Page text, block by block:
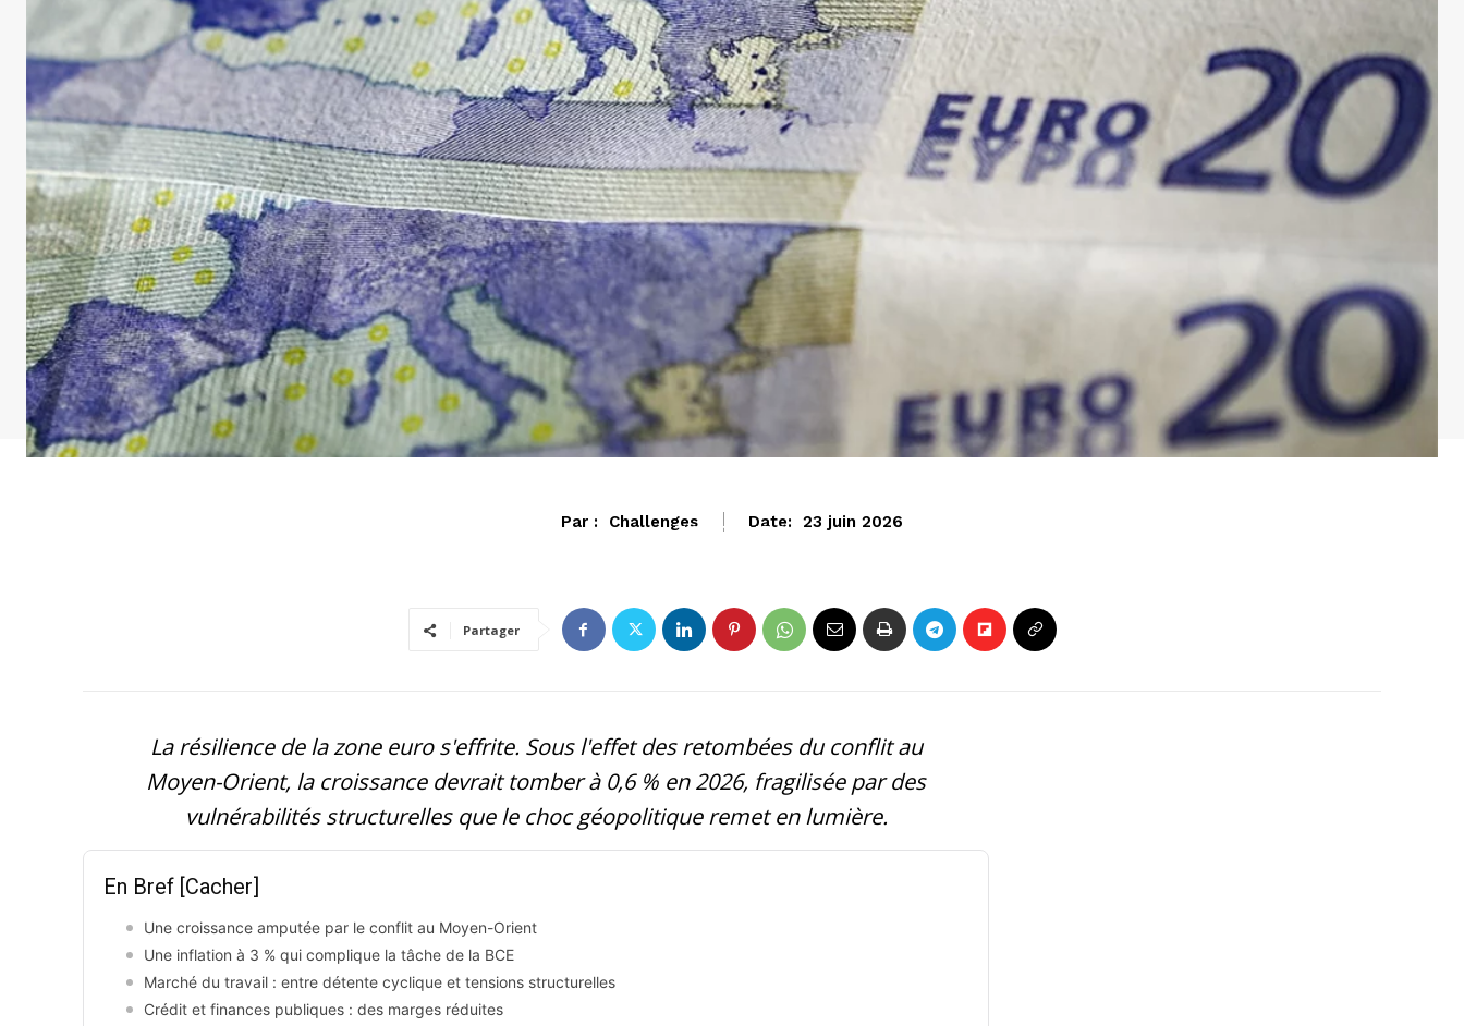
Par : Challenges Date: 23 juin 2026
ZONE EURO
Partager
La résilience de la zone euro s'effrite. Sous l'effet des retombées du conflit au
Moyen-Orient, la croissance devrait tomber à 0,6 % en 2026, fragilisée par des
vulnérabilités structurelles que le choc géopolitique remet en lumière.
En Bref [Cacher]
Une croissance amputée par le conflit au Moyen-Orient
Une inflation à 3 % qui complique la tâche de la BCE
Marché du travail : entre détente cyclique et tensions structurelles
Crédit et finances publiques : des marges réduites